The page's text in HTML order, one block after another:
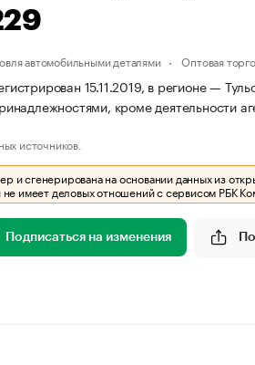
автомобильными деталями Оптовая
15.11.2019, в регионе —
кроме деятельности
источников.
и сгенерирована на основании данных из
не имеет деловых отношений с сервисом РБК
Подписаться на изменения